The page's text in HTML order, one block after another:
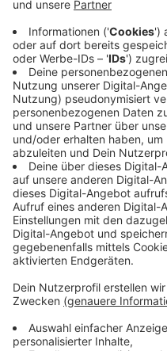
Immer auf
Verpass' nichts mehr
ANTENNE BAYERN
Lifestyle oder